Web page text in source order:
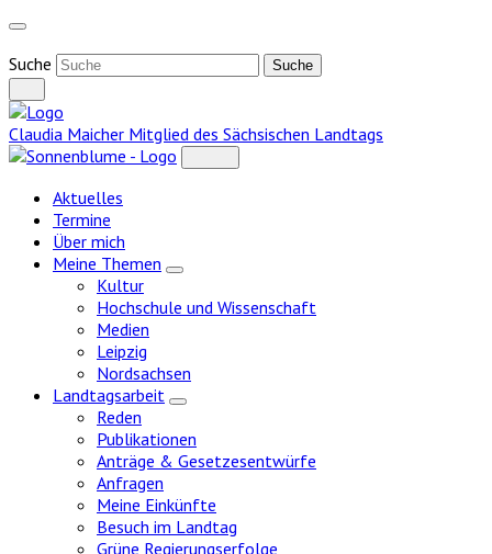
Weiter
Inhalt
Suche
Claudia Maicher Mitglied des Sächsischen Landtags
Aktuelles
Termine
Über mich
Meine Themen
Zeige
Kultur
Hochschule und Wissenschaft
Medien
Leipzig
Nordsachsen
Landtagsarbeit
Zeige
Reden
Publikationen
Anträge & Gesetzesentwürfe
Anfragen
Meine Einkünfte
Besuch im Landtag
Grüne Regierungserfolge